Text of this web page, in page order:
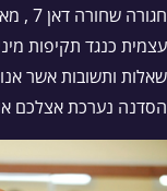
עצמית כנגד תקיפות
שאלות ותשובות אשר
הסדנה נערכת אצלכם או